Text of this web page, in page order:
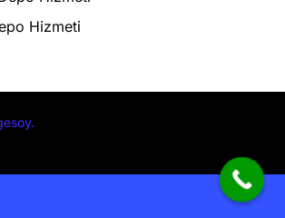
Hizmeti
Seraphinite Accelerator
speed to be attractive for people and search engines.